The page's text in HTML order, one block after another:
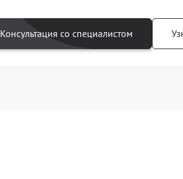
Консультация со специалистом